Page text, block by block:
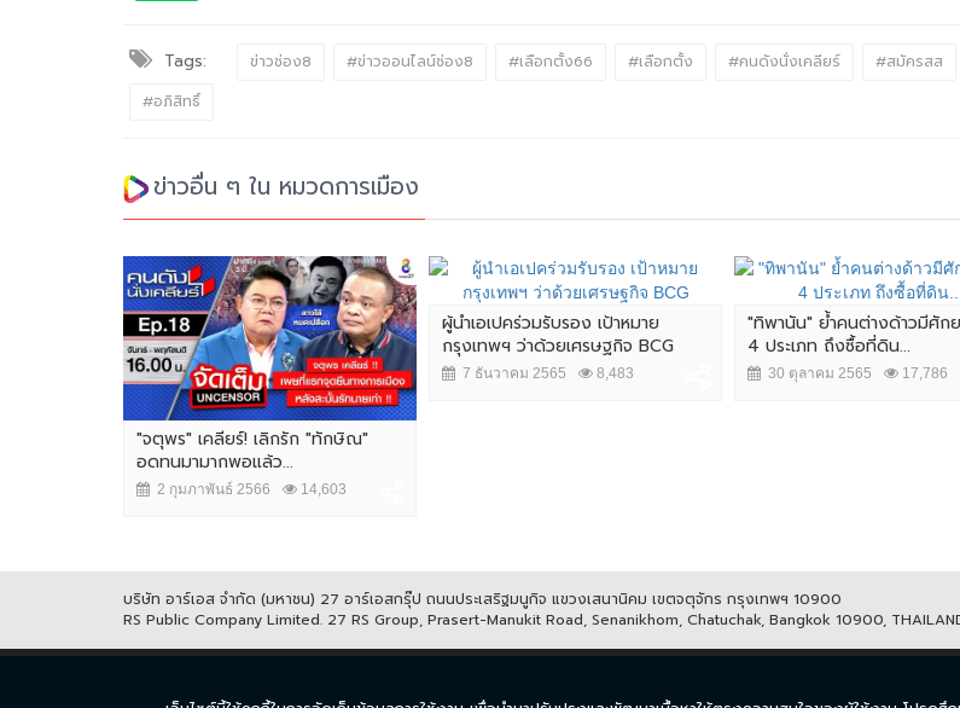
Tags: ข่าวช่อง8 #ข่าวออนไลน์ช่อง8 #เลือกตั้ง66 #เลือกตั้ง #คนดังนั่งเคลียร์
#สมัครสส
#อภิสิทธิ์
ข่าวอื่น ๆ ใน หมวดการเมือง
"จตุพร" เคลียร์! เลิกรัก "ทักษิณ"
อดทนมามากพอแล้ว...
2 กุมภาพันธ์ 2566 14,603
ผู้นำเอเปคร่วมรับรอง เป้าหมาย
กรุงเทพฯ ว่าด้วยเศรษฐกิจ BCG
7 ธันวาคม 2565 8,483
"ทิพานัน" ย้ำคนต่างด้าวมีศัก
4 ประเภท ถึงซื้อที่ดิน...
30 ตุลาคม 2565 17,786
บริษัท อาร์เอส จำกัด (มหาชน) 27 อาร์เอสกรุ๊ป ถนนประเสริฐมนูกิจ แขวงเสนานิคม เขตจตุจักร กรุงเทพฯ 10900
RS Public Company Limited. 27 RS Group, Prasert-Manukit Road, Senanikhom, Chatuchak, Bangkok 10900,
ละคร